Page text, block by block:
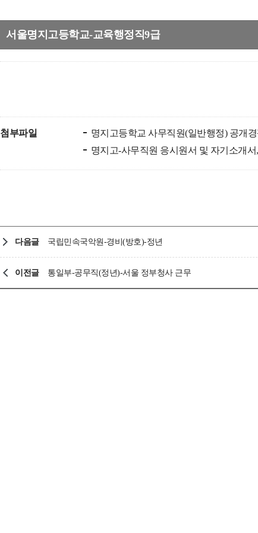
서울명지고등학교-교육행정직9급
첨부파일
명지고등학교 사무직원(일반행정) 공개
명지고-사무직원 응시원서 및 자기소개
다음글 국립민속국악원-경비(방호)-정년
이전글 통일부-공무직(정년)-서울 정부청사 근무